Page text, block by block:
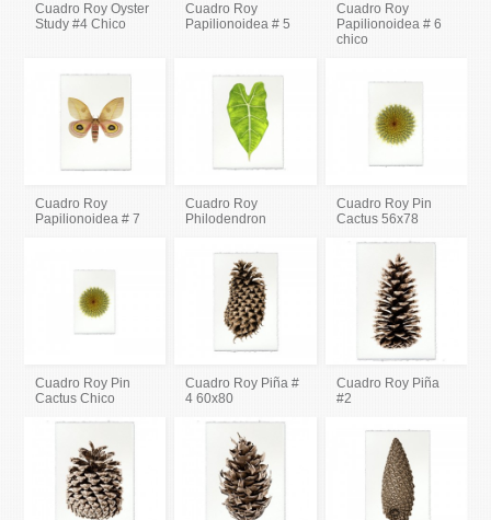
Cuadro Roy Oyster
Study #4 Chico
Cuadro Roy
Papilionoidea # 5
Cuadro Roy
Papilionoidea # 6
chico
Cuadro Roy
Papilionoidea # 7
Cuadro Roy
Philodendron
Cuadro Roy Pin
Cactus 56x78
Cuadro Roy Pin
Cactus Chico
Cuadro Roy Piña #
4 60x80
Cuadro Roy Piña
#2